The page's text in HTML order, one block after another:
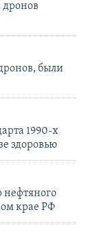
дронов
были
1990-х
здоровью
нефтяного
крае РФ